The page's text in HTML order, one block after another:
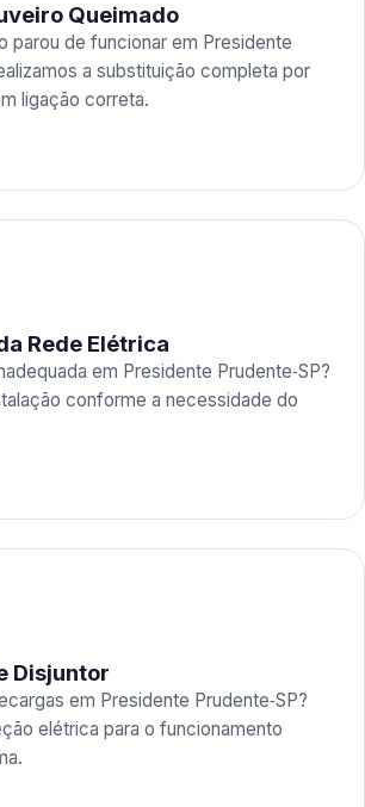
Queimado
parou de funcionar em Presidente
a substituição completa por
ligação correta.
Rede Elétrica
em Presidente Prudente‑SP?
conforme a necessidade do
Disjuntor
em Presidente Prudente‑SP?
elétrica para o funcionamento